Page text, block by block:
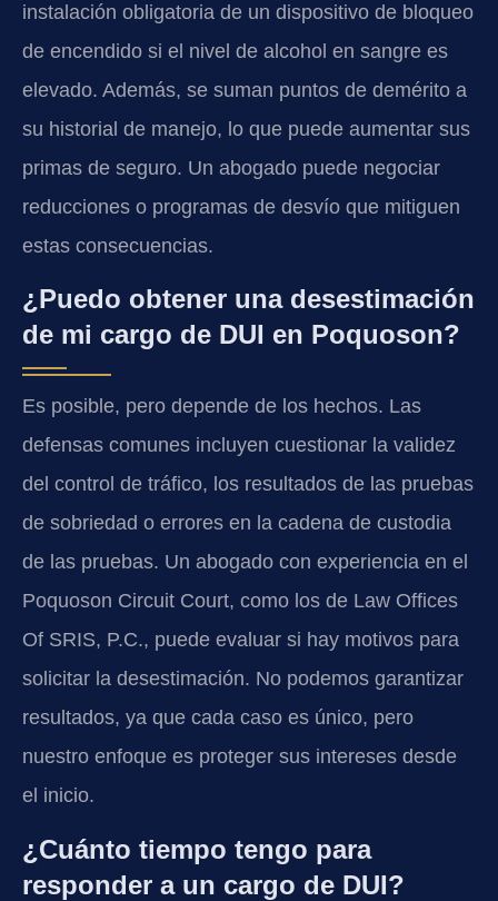
instalación obligatoria de un dispositivo de bloqueo
de encendido si el nivel de alcohol en sangre es
elevado. Además, se suman puntos de demérito a
su historial de manejo, lo que puede aumentar sus
primas de seguro. Un abogado puede negociar
reducciones o programas de desvío que mitiguen
estas consecuencias.
¿Puedo obtener una desestimación
de mi cargo de DUI en Poquoson?
Es posible, pero depende de los hechos. Las
defensas comunes incluyen cuestionar la validez
del control de tráfico, los resultados de las pruebas
de sobriedad o errores en la cadena de custodia
de las pruebas. Un abogado con experiencia en el
Poquoson Circuit Court, como los de Law Offices
Of SRIS, P.C., puede evaluar si hay motivos para
solicitar la desestimación. No podemos garantizar
resultados, ya que cada caso es único, pero
nuestro enfoque es proteger sus intereses desde
el inicio.
¿Cuánto tiempo tengo para
responder a un cargo de DUI?